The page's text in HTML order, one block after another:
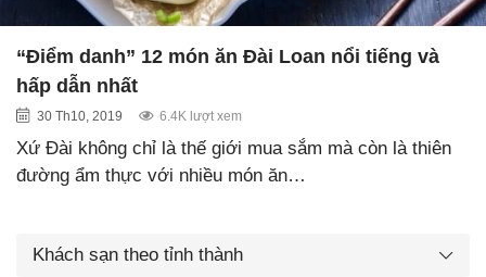
“Điểm danh” 12 món ăn Đài Loan nổi tiếng và
hấp dẫn nhất
30 Th10, 2019 6.4K lượt xem
Xứ Đài không chỉ là thế giới mua sắm mà còn là thiên
đường ẩm thực với nhiều món ăn…
Khách sạn theo tỉnh thành